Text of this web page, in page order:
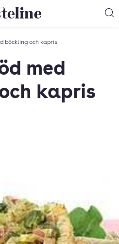
startsida
böckling och kapris
med
kapris